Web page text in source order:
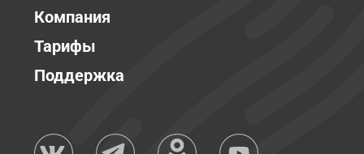
Компания
Тарифы
Поддержка